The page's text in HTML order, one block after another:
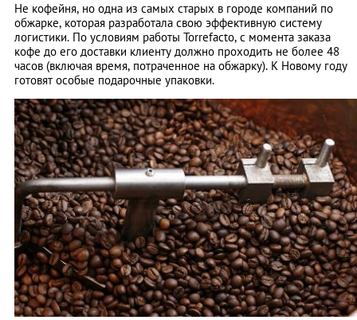
Не кофейня, но одна из самых старых в городе компаний по
обжарке, которая разработала свою эффективную систему
логистики. По условиям работы Torrefacto, с момента заказа
кофе до его доставки клиенту должно проходить не более 48
часов (включая время, потраченное на обжарку). К Новому году
готовят особые подарочные упаковки.